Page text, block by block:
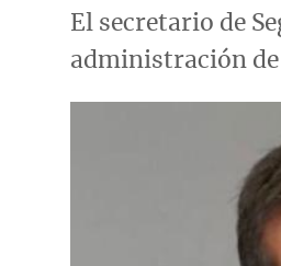
El secretario de
administración de